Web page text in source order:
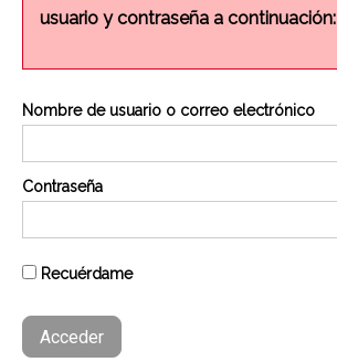
usuario y contraseña a continuación:
Nombre de usuario o correo electrónico
Contraseña
Recuérdame